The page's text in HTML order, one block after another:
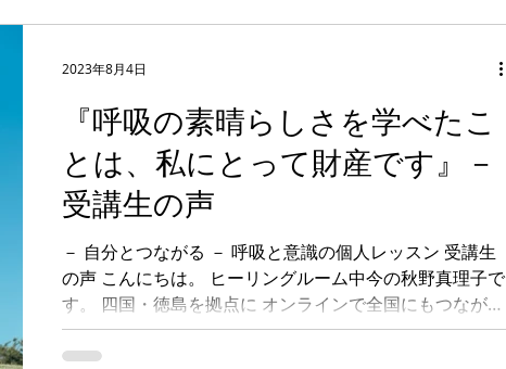
『呼吸の素晴らしさを学べたこ
とは、私にとって財産です』－
受講生の声
－ 自分とつながる － 呼吸と意識の個人レッスン 受講生
の声 こんにちは。 ヒーリングルーム中今の秋野真理子で
す。 四国・徳島を拠点に オンラインで全国にもつなが
り、 魂に目覚めて自分自身を自由に生きるための変容を
スピリチュアルサポートしています。 今回は「自分とつ
2023年8月4日